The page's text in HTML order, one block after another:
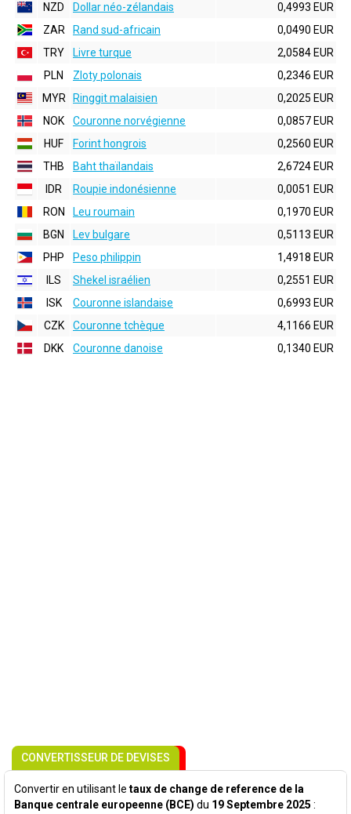
NZD
Dollar néo-zélandais
0,4993 EUR
ZAR
Rand sud-africain
0,0490 EUR
TRY
Livre turque
2,0584 EUR
PLN
Zloty polonais
0,2346 EUR
MYR
Ringgit malaisien
0,2025 EUR
NOK
Couronne norvégienne
0,0857 EUR
HUF
Forint hongrois
0,2560 EUR
THB
Baht thaïlandais
2,6724 EUR
IDR
Roupie indonésienne
0,0051 EUR
RON
Leu roumain
0,1970 EUR
BGN
Lev bulgare
0,5113 EUR
PHP
Peso philippin
1,4918 EUR
ILS
Shekel israélien
0,2551 EUR
ISK
Couronne islandaise
0,6993 EUR
CZK
Couronne tchèque
4,1166 EUR
DKK
Couronne danoise 0,1340 EUR
CONVERTISSEUR DE DEVISES
Convertir en utilisant le taux de change de reference de la
Banque centrale europeenne (BCE) du 19 Septembre 2025 :